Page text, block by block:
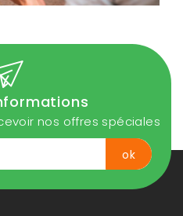
nos offres spéciales